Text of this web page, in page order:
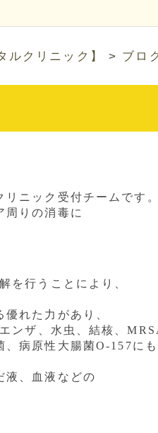
クリニック】 > ブロ
ニック受付チームです。
周りの消毒に
を行うことにより、
れた力があり
ンザ、 水虫、結核、
、病原性大腸菌O-157にも
、 血液などの